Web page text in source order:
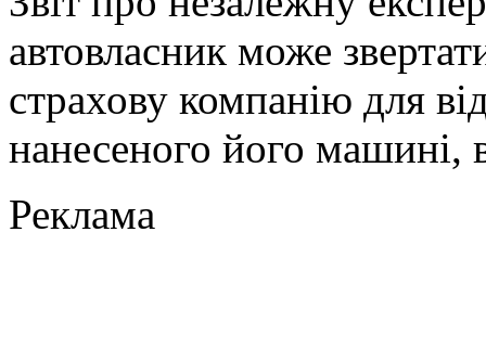
автовласник може
страхову компанію для
нанесеного його машині,
Реклама